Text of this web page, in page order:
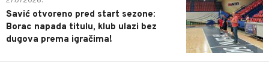
Savić otvoreno pred start sezone:
Borac napada titulu, klub ulazi bez
dugova prema igračima!